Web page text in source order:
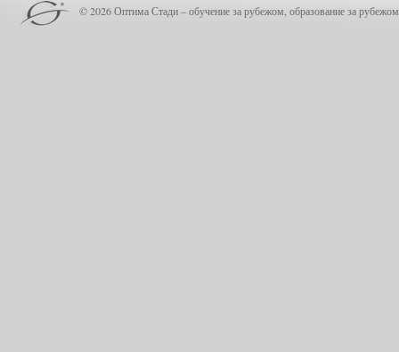
© 2026 Оптима Стади – обучение за рубежом, образование за